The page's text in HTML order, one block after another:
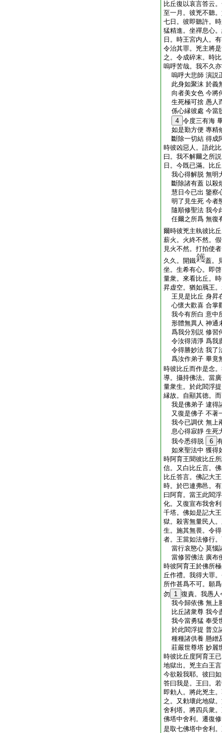
比丘復以哀言答云
至一月。彼兇不聽
七日。彼即聽許。
猛精進。坐禪息心
日。時王宮内人。
令治其罪。兇主將
之。令成碎末。時
嗚呼苦哉。我不久
嗚呼大悲師 演説
此身如聚沫 於義
向者美女色 今將
生死極可捨 愚人
係心縁彼處 今當
4 令度三有海
如是勤方便 專精
斷除一切結 得成
時彼凶惡人。語此
曰。我不解爾之所
日。今既已滿。比
我心得解脱 無明
斷除諸有蓋 以殺
慧日今已出 鑒察
明了見生死 今者
隨順修聖法 我今
任爾之所爲 無復
爾時彼兇主執彼比
薪火。火終不然。
見火不然。打拍使
久久。開鐵
蓋。
坐。生希有心。即
量衆。來看比丘。
昇虚空。猶如鴈王
王見是比丘 身昇
心懷大歡喜 合掌
我今有所白 意中
形體無異人 神通
爲我分別説 修習
令汝得清淨 爲我
令得勝妙法 我了
爲汝作弟子 畢竟
時彼比丘而作是念
導。攝持佛法。當
量衆生。於此閻浮
縁故。自顯其徳。
我是佛弟子 逮得
又復是佛子 不著
我今已調伏 無上
息心得寂靜 生死
我今悉得脱
6
如來聖法中 獲得
時阿育王聞彼比丘
信。又白比丘言。
比丘答言。佛記大
時。於巴連弗邑。
曰阿育。當王此閻
化。又復宣布我舍
千塔。佛如是記大
獄。殺害無量民人
生。施其無畏。令
者。王當如法修行
當行哀愍心 莫惱
當修習佛法 廣布
時彼阿育王於佛所
丘作禮。我得大罪
所作甚爲不可。願
勿
1 復責。我愚人
我今歸依佛 無上
比丘諸衆尊 我今
我今當勇猛 奉受
於此閻浮提 普立
種種諸供養 懸繒
莊嚴世尊塔 妙麗
時彼比丘度阿育王
地獄出。兇主白王
今欲殺我耶。彼曰
答曰我是。王曰。
即勅人。將此兇主
之。又勅壞此地獄
舍利塔。將四兵衆
佛塔中舍利。遷復
是取七佛塔中舍利